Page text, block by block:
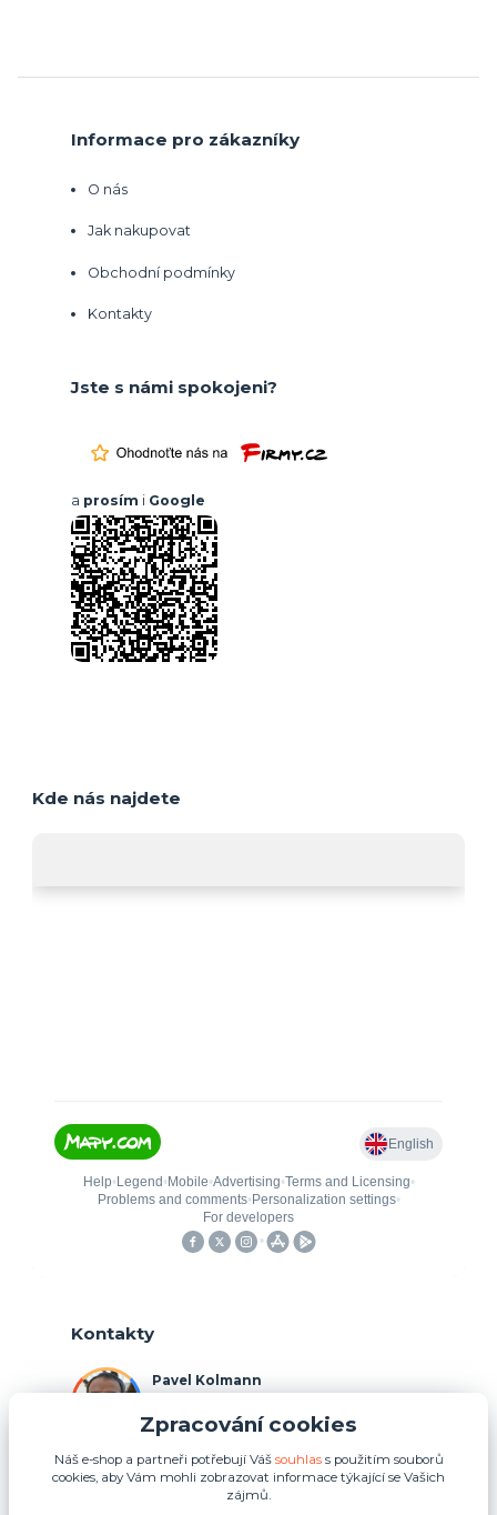
Informace pro zákazníky
O nás
Jak nakupovat
Obchodní podmínky
Kontakty
Jste s námi spokojeni?
a prosím i Google
Kde nás najdete
Kontakty
Pavel Kolmann
(Po-Ne, 8:00-17:00 hod.)
p.kolmann@coolplays.cz
Zpracování cookies
Náš e-shop a partneři potřebují Váš souhlass použitím souborů
cookies, aby Vám mohli zobrazovat informace týkající se Vašich
zájmů.